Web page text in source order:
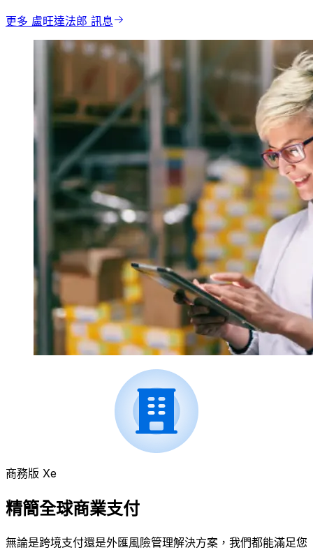
更多 盧旺達法郎 訊息
商務版 Xe
精簡全球商業支付
無論是跨境支付還是外匯風險管理解決方案，我們都能滿足您